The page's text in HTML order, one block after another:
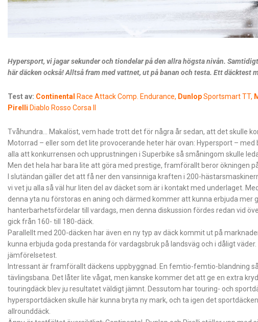
Hypersport, vi jagar sekunder och tiondelar på den allra högsta nivån.
här däcken också! Alltså fram med vattnet, ut på banan och testa. Ett däcktest
Test av: Continental Race Attack Comp. Endurance, DunlopSportsmart TT,
Pirelli Diablo Rosso Corsa II
Tvåhundra… Makalöst, vem hade trott det för några år sedan, att det skulle
Motorrad – eller som det lite provocerande heter här ovan: Hypersport –
alla att konkurrensen och upprustningen i Superbike så småningom skulle
Men det hela har bara lite att göra med prestige, framför­allt beror ökningen
I slutändan gäller det att få ner den vansinniga kraften i 200-
vi vet ju alla så väl hur liten del av däcket som är i kontakt med underlaget.
denna yta nu förstoras en aning och därmed kommer att kunna erbjuda mer
hanterbarhetsfördelar till vardags, men denna diskussion fördes redan vid
gick från 160- till 180-däck.
Parallellt med 200-däcken har även en ny typ av däck kommit ut på
kunna erbjuda goda prestanda för vardagsbruk på landsväg och i dåligt
jämförelsetest.
Intressant är framförallt däckens uppbyggnad. En femtio-femtio-blandning
tävlingsbana. Det låter lite vågat, men kanske kommer det att ge en extra
touringdäck blev ju resultatet väldigt jämnt. Dessutom har touring- och
hypersportdäcken skulle här kunna bryta ny mark, och ta igen det
allrounddäck.